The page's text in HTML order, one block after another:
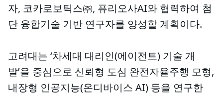
자, 코카로보틱스㈜, 퓨리오사AI와 협력하여 첨
단 융합기술 기반 연구자를 양성할 계획이다.
고려대는 ‘차세대 대리인(에이전트) 기술 개
발’을 중심으로 신뢰형 도심 완전자율주행 모형,
내장형 인공지능(온디바이스 AI) 등을 연구한